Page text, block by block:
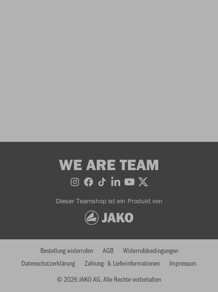
WE ARE TEAM
Dieser Teamshop ist ein Produkt von
© 2026 JAKO AG, Alle Rechte vorbehalten
Bestellung widerrufen AGB
Widerrufsbedingungen
Datenschutzerklärung
Zahlung- & Lieferinformationen Impressum